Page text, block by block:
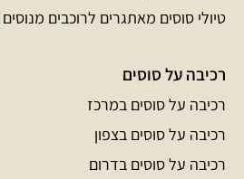
טיולי סוסים מאתגרים לרוכבים מנוסים
רכיבה על סוסים
רכיבה על סוסים במרכז
רכיבה על סוסים בצפון
רכיבה על סוסים בדרום